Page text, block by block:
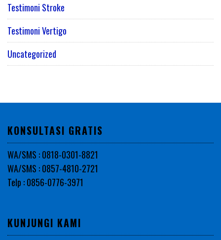
Testimoni Stroke
Testimoni Vertigo
Uncategorized
KONSULTASI GRATIS
WA/SMS : 0818-0301-8821
WA/SMS : 0857-4810-2721
Telp : 0856-0776-3971
KUNJUNGI KAMI